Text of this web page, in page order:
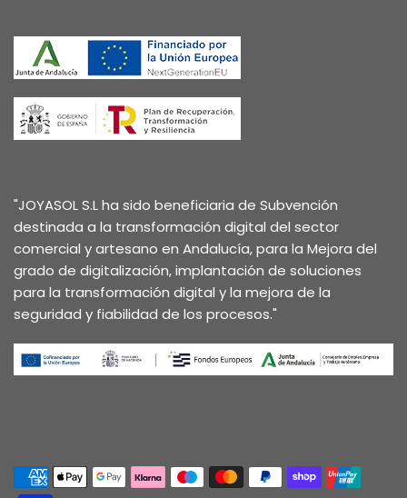
"JOYASOL S.L ha sido beneficiaria de Subvención
destinada a la transformación digital del sector
comercial y artesano en Andalucía, para la Mejora del
grado de digitalización, implantación de soluciones
para la transformación digital y la mejora de la
seguridad y fiabilidad de los procesos."